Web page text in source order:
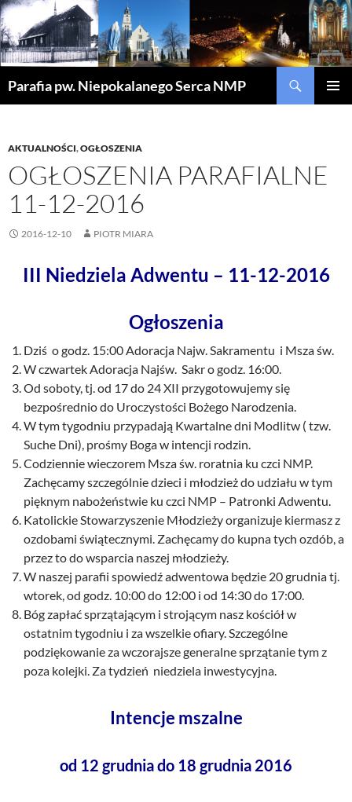
Parafia pw. Niepokalanego Serca NMP
AKTUALNOŚCI,OGŁOSZENIA
OGŁOSZENIA PARAFIALNE
11-12-2016
2016-12-10 PIOTR MIARA
III Niedziela Adwentu – 11-12-2016
Ogłoszenia
Dziś o godz. 15:00 Adoracja Najw. Sakramentu i Msza św.
W czwartek Adoracja Najśw. Sakr o godz. 16:00.
Od soboty, tj. od 17 do 24 XII przygotowujemy się
bezpośrednio do Uroczystości Bożego Narodzenia.
W tym tygodniu przypadają Kwartalne dni Modlitw ( tzw.
Suche Dni), prośmy Boga w intencji rodzin.
Codziennie wieczorem Msza św. roratnia ku czci NMP.
Zachęcamy szczególnie dzieci i młodzież do udziału w tym
pięknym nabożeństwie ku czci NMP – Patronki Adwentu.
Katolickie Stowarzyszenie Młodzieży organizuje kiermasz z
ozdobami świątecznymi. Zachęcamy do kupna tych ozdób, a
przez to do wsparcia naszej młodzieży.
W naszej parafii spowiedź adwentowa będzie 20 grudnia tj.
wtorek, od godz. 10:00 do 12:00 i od 14:30 do 17:00.
Bóg zapłać sprzątającym i strojącym nasz kościół w
ostatnim tygodniu i za wszelkie ofiary. Szczególne
podziękowanie za wczorajsze generalne sprzątanie tym z
poza kolejki. Za tydzień niedziela inwestycyjna.
Intencje mszalne
od 12 grudnia do 18 grudnia 2016